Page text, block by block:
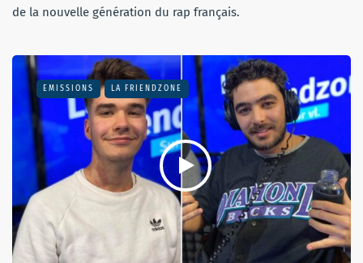
de la nouvelle génération du rap français.
EMISSIONS LA FRIENDZONE